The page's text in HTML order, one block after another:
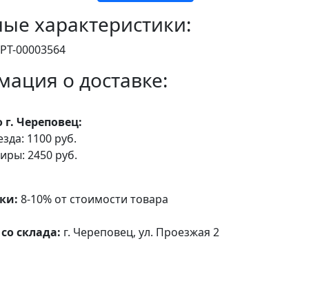
характеристики:
РТ-00003564
о доставке:
г. Череповец:
1100 руб.
2450 руб.
8-10% от стоимости товара
склада: г. Череповец, ул. Проезжая 2